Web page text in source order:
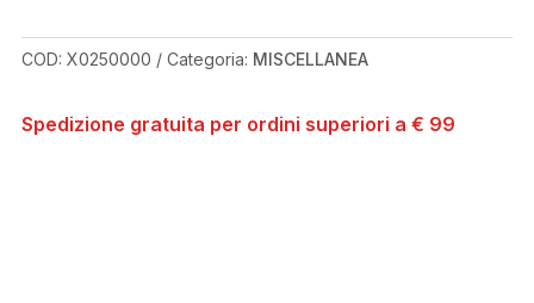
COD: X0250000 Categoria: MISCELLANEA
Spedizione gratuita per ordini superiori a € 99